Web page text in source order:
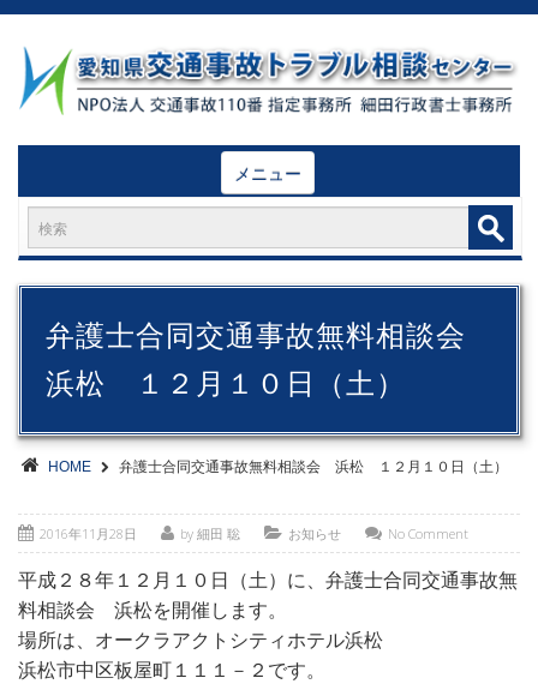
メニュー
弁護士合同交通事故無料相談会
浜松 １２月１０日（土）
HOME 弁護士合同交通事故無料相談会 浜松 １２月１０日（土）
2016年11月28日 by 細田 聡 お知らせ No Comment
平成２８年１２月１０日（土）に、弁護士合同交通事故無
料相談会 浜松を開催します。
場所は、オークラアクトシティホテル浜松
浜松市中区板屋町１１１－２です。